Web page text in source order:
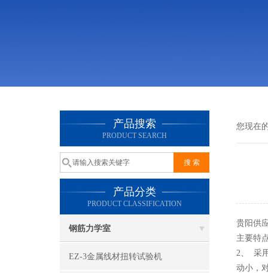
产品搜索
PRODUCT SEARCH
产品分类
PRODUCT CLASSIFICATION
钢筋力学室
EZ-3金属线材扭转试验机
您现在
贵阳供
主要特
2、 采
动小，